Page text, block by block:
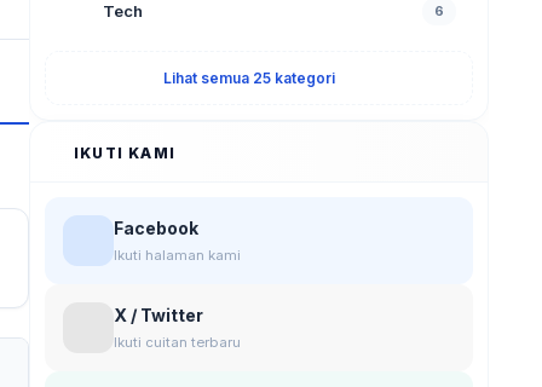
Tech 6
Lihat semua 25 kategori
IKUTI KAMI
Facebook
Ikuti halaman kami
X / Twitter
Ikuti cuitan terbaru